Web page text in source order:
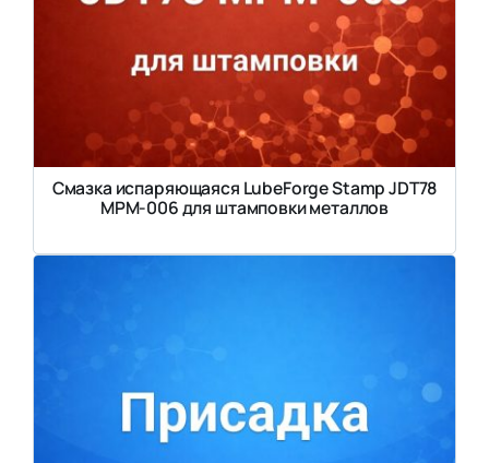
Смазка испаряющаяся LubeForge Stamp JDT78
MPM-006 для штамповки металлов